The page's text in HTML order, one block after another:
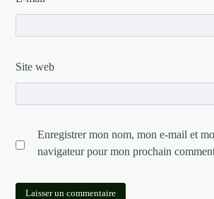
Site web
Enregistrer mon nom, mon e-mail et
navigateur pour mon prochain